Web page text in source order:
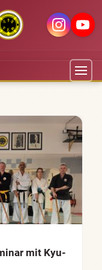
mit Kyu-